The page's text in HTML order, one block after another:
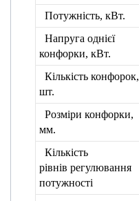
Потужність, кВт.
Напруга однієї
конфорки, кВт.
Кількість конфорок,
шт.
Розміри конфорки,
мм.
Кількість
рівнів регулювання
потужності